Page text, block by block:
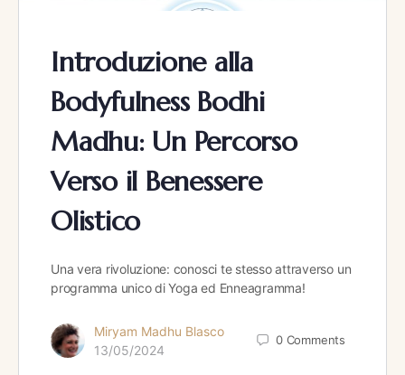
Introduzione alla
Bodyfulness Bodhi
Madhu: Un Percorso
Verso il Benessere
Olistico
Una vera rivoluzione: conosci te stesso attraverso un
programma unico di Yoga ed Enneagramma!
Miryam Madhu Blasco
13/05/2024
0 Comments